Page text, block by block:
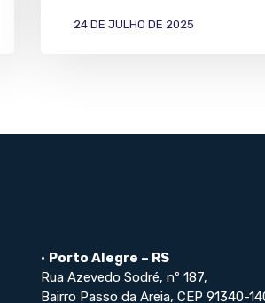
24 DE JULHO DE 2025
• Porto Alegre – RS
Rua Azevedo Sodré, nº 187,
Bairro Passo da Areia, CEP 91340-